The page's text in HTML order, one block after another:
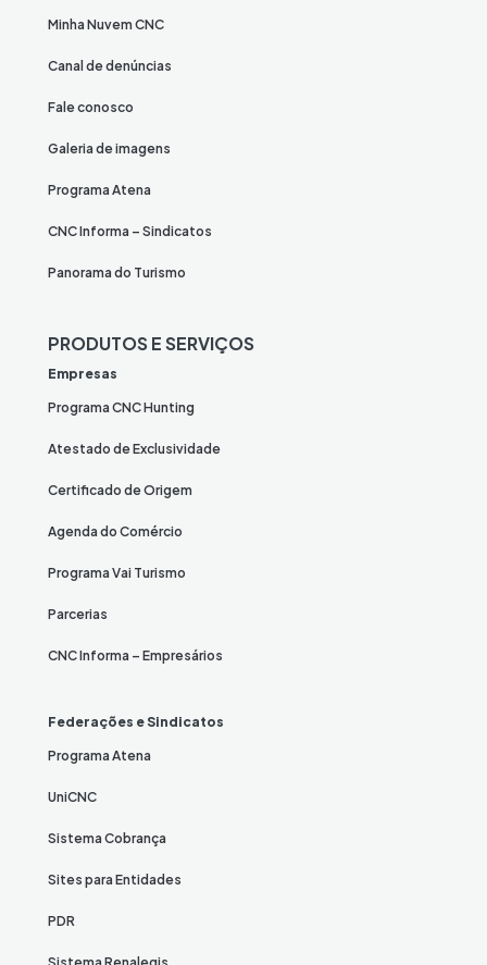
Minha Nuvem CNC
Canal de denúncias
Fale conosco
Galeria de imagens
Programa Atena
CNC Informa – Sindicatos
Panorama do Turismo
PRODUTOS E SERVIÇOS
Empresas
Programa CNC Hunting
Atestado de Exclusividade
Certificado de Origem
Agenda do Comércio
Programa Vai Turismo
Parcerias
CNC Informa – Empresários
Federações e Sindicatos
Programa Atena
UniCNC
Sistema Cobrança
Sites para Entidades
PDR